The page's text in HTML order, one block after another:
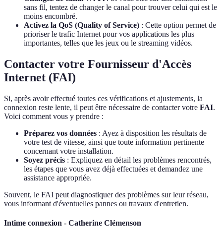
sans fil, tentez de changer le canal pour trouver celui qui est le
moins encombré.
Activez la QoS (Quality of Service) : Cette option permet de
prioriser le trafic Internet pour vos applications les plus
importantes, telles que les jeux ou le streaming vidéos.
Contacter votre Fournisseur d'Accès
Internet (FAI)
Si, après avoir effectué toutes ces vérifications et ajustements, la
connexion reste lente, il peut être nécessaire de contacter votre FAI.
Voici comment vous y prendre :
Préparez vos données : Ayez à disposition les résultats de
votre test de vitesse, ainsi que toute information pertinente
concernant votre installation.
Soyez précis : Expliquez en détail les problèmes rencontrés,
les étapes que vous avez déjà effectuées et demandez une
assistance appropriée.
Souvent, le FAI peut diagnostiquer des problèmes sur leur réseau,
vous informant d'éventuelles pannes ou travaux d'entretien.
Intime connexion - Catherine Clémenson